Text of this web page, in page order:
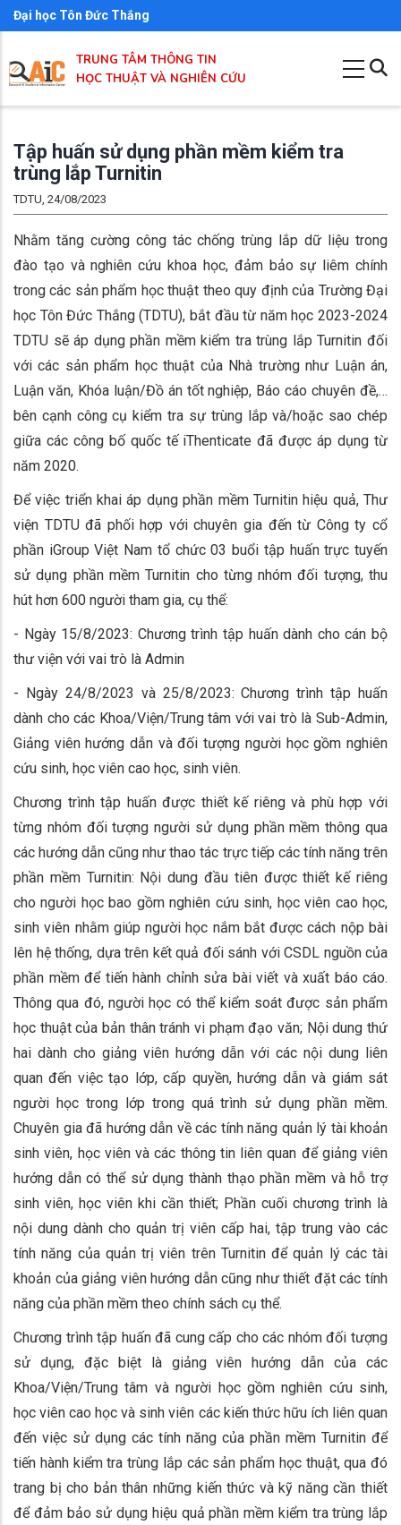
Nhảy
đến
nội
dung
Đại học Tôn Đức Thắng
TRUNG TÂM THÔNG TIN
HỌC THUẬT VÀ NGHIÊN CỨU
Tập huấn sử dụng phần mềm kiểm tra
trùng lắp Turnitin
TDTU, 24/08/2023
Nhằm tăng cường công tác chống trùng lắp dữ liệu trong
đào tạo và nghiên cứu khoa học, đảm bảo sự liêm chính
trong các sản phẩm học thuật theo quy định của Trường Đại
học Tôn Đức Thắng (TDTU), bắt đầu từ năm học 2023-2024
TDTU sẽ áp dụng phần mềm kiểm tra trùng lắp Turnitin đối
với các sản phẩm học thuật của Nhà trường như Luận án,
Luận văn, Khóa luận/Đồ án tốt nghiệp, Báo cáo chuyên đề,…
bên cạnh công cụ kiểm tra sự trùng lắp và/hoặc sao chép
giữa các công bố quốc tế iThenticate đã được áp dụng từ
năm 2020.
Để việc triển khai áp dụng phần mềm Turnitin hiệu quả, Thư
viện TDTU đã phối hợp với chuyên gia đến từ Công ty cổ
phần iGroup Việt Nam tổ chức 03 buổi tập huấn trực tuyến
sử dụng phần mềm Turnitin cho từng nhóm đối tượng, thu
hút hơn 600 người tham gia, cụ thể:
- Ngày 15/8/2023: Chương trình tập huấn dành cho cán bộ
thư viện với vai trò là Admin
- Ngày 24/8/2023 và 25/8/2023: Chương trình tập huấn
dành cho các Khoa/Viện/Trung tâm với vai trò là Sub-Admin,
Giảng viên hướng dẫn và đối tượng người học gồm nghiên
cứu sinh, học viên cao học, sinh viên.
Chương trình tập huấn được thiết kế riêng và phù hợp với
từng nhóm đối tượng người sử dụng phần mềm thông qua
các hướng dẫn cũng như thao tác trực tiếp các tính năng trên
phần mềm Turnitin: Nội dung đầu tiên được thiết kế riêng
cho người học bao gồm nghiên cứu sinh, học viên cao học,
sinh viên nhằm giúp người học nắm bắt được cách nộp bài
lên hệ thống, dựa trên kết quả đối sánh với CSDL nguồn của
phần mềm để tiến hành chỉnh sửa bài viết và xuất báo cáo.
Thông qua đó, người học có thể kiểm soát được sản phẩm
học thuật của bản thân tránh vi phạm đạo văn; Nội dung thứ
hai dành cho giảng viên hướng dẫn với các nội dung liên
quan đến việc tạo lớp, cấp quyền, hướng dẫn và giám sát
người học trong lớp trong quá trình sử dụng phần mềm.
Chuyên gia đã hướng dẫn về các tính năng quản lý tài khoản
sinh viên, học viên và các thông tin liên quan để giảng viên
hướng dẫn có thể sử dụng thành thạo phần mềm và hỗ trợ
sinh viên, học viên khi cần thiết; Phần cuối chương trình là
nội dung dành cho quản trị viên cấp hai, tập trung vào các
tính năng của quản trị viên trên Turnitin để quản lý các tài
khoản của giảng viên hướng dẫn cũng như thiết đặt các tính
năng của phần mềm theo chính sách cụ thể.
Chương trình tập huấn đã cung cấp cho các nhóm đối tượng
sử dụng, đặc biệt là giảng viên hướng dẫn của các
Khoa/Viện/Trung tâm và người học gồm nghiên cứu sinh,
học viên cao học và sinh viên các kiến thức hữu ích liên quan
đến việc sử dụng các tính năng của phần mềm Turnitin để
tiến hành kiểm tra trùng lắp các sản phẩm học thuật, qua đó
trang bị cho bản thân những kiến thức và kỹ năng cần thiết
để đảm bảo sử dụng hiệu quả phần mềm kiểm tra trùng lắp